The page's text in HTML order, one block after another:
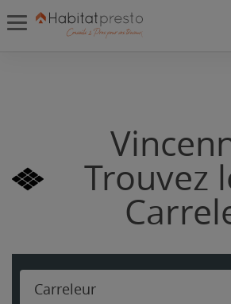
Trouvez
Carreleur